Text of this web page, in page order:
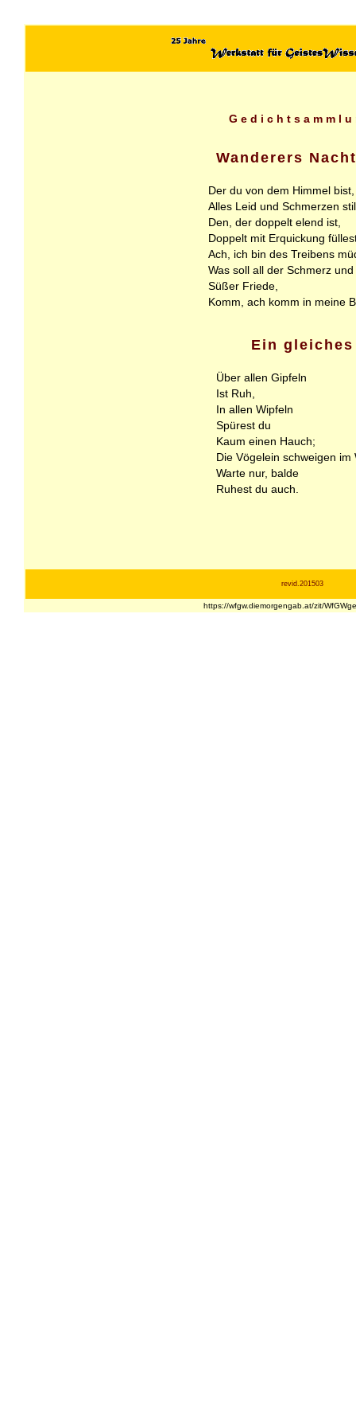
Wanderers
Der du von dem Himmel bist,
Alles Leid und Schmerzen
Den, der doppelt elend ist,
Doppelt mit Erquickung
Ach, ich bin des Treibens
Was soll all der Schmerz
Süßer Friede,
Komm, ach komm in meine
Ein gleiches
Über allen Gipfeln
Ist Ruh,
In allen Wipfeln
Spürest du
Kaum einen Hauch;
Die Vögelein schweigen im
Warte nur, balde
Ruhest du auch.
revid.201503
https://wfgw.diemorgengab.at/zit/